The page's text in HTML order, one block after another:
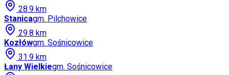
28.9 km
Stanicagm. Pilchowice
29.8 km
Kozłówgm. Sośnicowice
31.9 km
Łany Wielkiegm. Sośnicowice